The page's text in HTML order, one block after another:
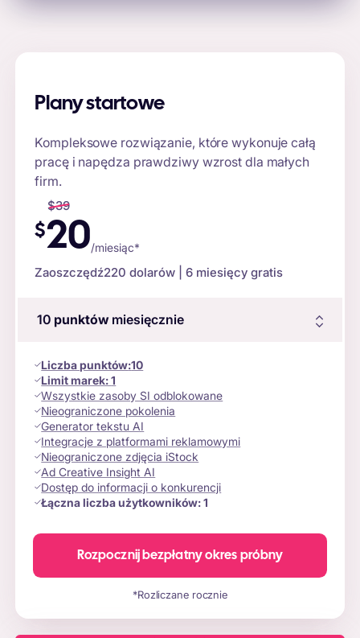
Plany startowe
Kompleksowe rozwiązanie, które wykonuje całą
pracę i napędza prawdziwy wzrost dla małych
firm.
$39
$20/miesiąc*
Zaoszczędź220 dolarów | 6 miesięcy gratis
10 punktówmiesięcznie
Liczba punktów:10
Limit marek:1
Wszystkie zasoby SI odblokowane
Nieograniczone pokolenia
Generator tekstu AI
Integracje z platformami reklamowymi
Nieograniczone zdjęcia iStock
Ad Creative Insight AI
Dostęp do informacji o konkurencji
Łączna liczba użytkowników:1
Rozpocznij bezpłatny okres próbny
*Rozliczane rocznie